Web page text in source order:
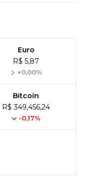
Euro
R$ 5,87
+0,00%
Bitcoin
R$ 349,456,24
-0,17%